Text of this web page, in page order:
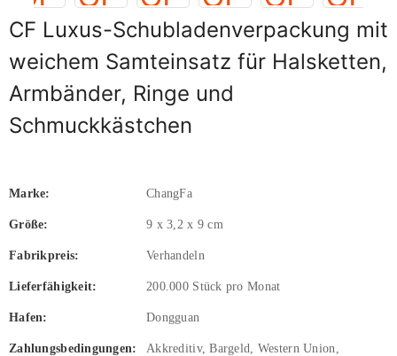
CF Luxus-Schubladenverpackung mit
weichem Samteinsatz für Halsketten,
Armbänder, Ringe und
Schmuckkästchen
Marke: ChangFa
Größe: 9 x 3,2 x 9 cm
Fabrikpreis: Verhandeln
Lieferfähigkeit: 200.000 Stück pro Monat
Hafen: Dongguan
Zahlungsbedingungen:
Akkreditiv, Bargeld, Western Union,